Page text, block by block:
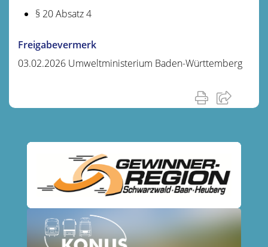
§ 20 Absatz 4
Freigabevermerk
03.02.2026 Umweltministerium Baden-Württemberg